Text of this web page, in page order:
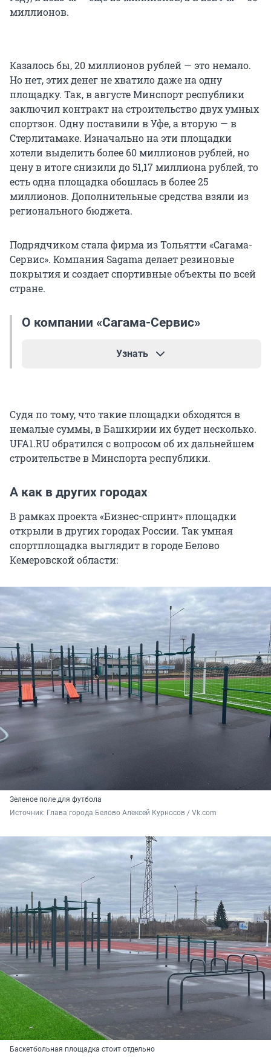
миллионов.
Казалось бы, 20 миллионов рублей — это немало.
Но нет, этих денег не хватило даже на одну
площадку. Так, в августе Минспорт республики
заключил контракт на строительство двух умных
спортзон. Одну поставили в Уфе, а вторую — в
Стерлитамаке. Изначально на эти площадки
хотели выделить более 60 миллионов рублей, но
цену в итоге снизили до 51,17 миллиона рублей, то
есть одна площадка обошлась в более 25
миллионов. Дополнительные средства взяли из
регионального бюджета.
Подрядчиком стала фирма из Тольятти «Сагама-
Сервис». Компания Sagama делает резиновые
покрытия и создает спортивные объекты по всей
стране.
О компании «Сагама-Сервис»
Узнать
Владимир Сергеев, а владельцем — Игорь
Балабанович. Бизнесмен также числится в
списке учредителей ряда других компаний,
которые тоже связаны с деятельностью по
Сагама», «ТД Экостеп», ТД «Экостэп», «Индовер
63»). За 2021 год выручка «Сагама-Сервис»
составила 154 миллиона рублей, а чистая
прибыль — 28 миллионов рублей.
Судя по тому, что такие площадки обходятся в
немалые суммы, в Башкирии их будет несколько.
UFA1.RU обратился с вопросом об их дальнейшем
строительстве в Минспорта республики.
А как в других городах
В рамках проекта «Бизнес-спринт» площадки
открыли в других городах России. Так умная
спортплощадка выглядит в городе Белово
Кемеровской области:
Зеленое поле для футбола
Источник: Глава города Белово Алексей Курносов / Vk.com
Баскетбольная площадка стоит отдельно